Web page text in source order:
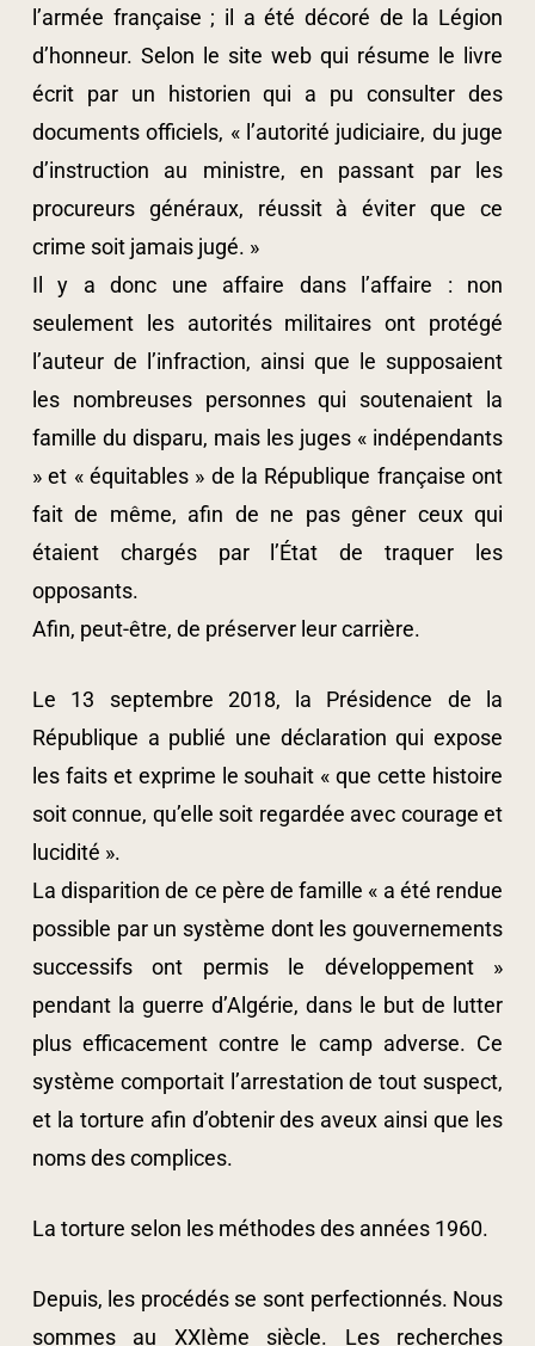
l’armée française ; il a été décoré de la Légion
d’honneur. Selon le site web qui résume le livre
écrit par un historien qui a pu consulter des
documents officiels, « l’autorité judiciaire, du juge
d’instruction au ministre, en passant par les
procureurs généraux, réussit à éviter que ce
crime soit jamais jugé. »
Il y a donc une affaire dans l’affaire : non
seulement les autorités militaires ont protégé
l’auteur de l’infraction, ainsi que le supposaient
les nombreuses personnes qui soutenaient la
famille du disparu, mais les juges « indépendants
» et « équitables » de la République française ont
fait de même, afin de ne pas gêner ceux qui
étaient chargés par l’État de traquer les
opposants.
Afin, peut-être, de préserver leur carrière.
Le 13 septembre 2018, la Présidence de la
République a publié une déclaration qui expose
les faits et exprime le souhait « que cette histoire
soit connue, qu’elle soit regardée avec courage et
lucidité ».
La disparition de ce père de famille « a été rendue
possible par un système dont les gouvernements
successifs ont permis le développement »
pendant la guerre d’Algérie, dans le but de lutter
plus efficacement contre le camp adverse. Ce
système comportait l’arrestation de tout suspect,
et la torture afin d’obtenir des aveux ainsi que les
noms des complices.
La torture selon les méthodes des années 1960.
Depuis, les procédés se sont perfectionnés. Nous
sommes au XXIème siècle. Les recherches